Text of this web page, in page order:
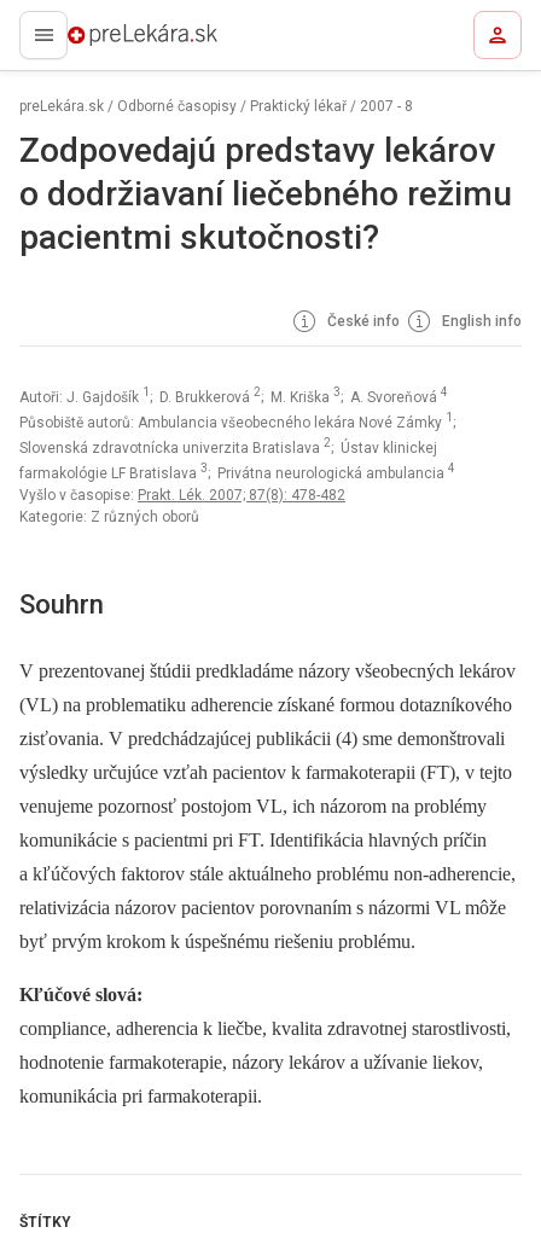
preLekára.sk
preLekára.sk / Odborné časopisy / Praktický lékař / 2007 - 8
Zodpovedajú predstavy lekárov
o dodržiavaní liečebného režimu
pacientmi skutočnosti?
České info English info
Autoři: J. Gajdošík 1 ; D. Brukkerová 2; M. Kriška 3; A. Svoreňová 4
Působiště autorů: Ambulancia všeobecného lekára Nové Zámky 1 ;
Slovenská zdravotnícka univerzita Bratislava 2; Ústav klinickej
farmakológie LF Bratislava 3; Privátna neurologická ambulancia 4
Vyšlo v časopise: Prakt. Lék. 2007; 87(8): 478-482
Kategorie: Z různých oborů
Souhrn
V prezentovanej štúdii predkladáme názory všeobecných lekárov
(VL) na problematiku adherencie získané formou dotazníkového
zisťovania. V predchádzajúcej publikácii (4) sme demonštrovali
výsledky určujúce vzťah pacientov k farmakoterapii (FT), v tejto
venujeme pozornosť postojom VL, ich názorom na problémy
komunikácie s pacientmi pri FT. Identifikácia hlavných príčin
a kľúčových faktorov stále aktuálneho problému non-adherencie,
relativizácia názorov pacientov porovnaním s názormi VL môže
byť prvým krokom k úspešnému riešeniu problému.
Kľúčové slová:
compliance, adherencia k liečbe, kvalita zdravotnej starostlivosti,
hodnotenie farmakoterapie, názory lekárov a užívanie liekov,
komunikácia pri farmakoterapii.
ŠTÍTKY